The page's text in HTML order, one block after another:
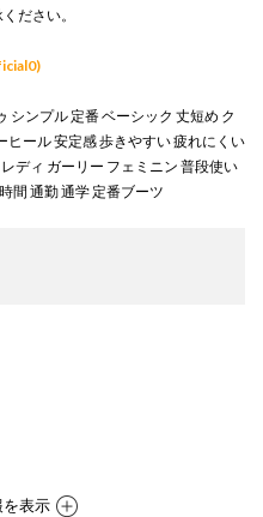
ださい。
シンプル 定番 ベーシック 丈短め ク
ヒール 安定感 歩きやすい 疲れにくい
ディ ガーリー フェミニン 普段使い
間 通勤 通学 定番ブーツ
表示